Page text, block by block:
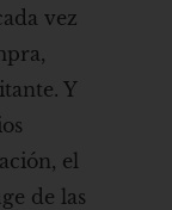
vez
Y
el
de las